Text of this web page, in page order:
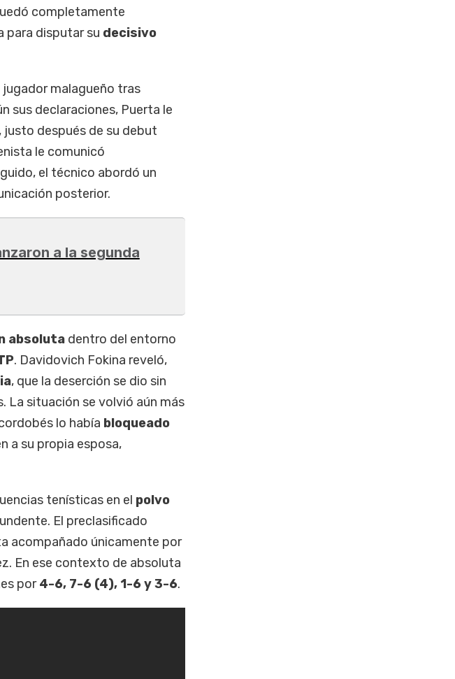
completamente
para disputar su decisivo
malagueño tras
sus declaraciones, Puerta le
después de su debut
le comunicó
el técnico abordó un
posterior.
a la segunda
absolutadentro del entorno
. Davidovich Fokina reveló,
, que la deserción se dio sin
La situación se volvió aún más
lo había bloqueado
a su propia esposa,
tenísticas en el polvo
El preclasificado
acompañado únicamente por
En ese contexto de absoluta
por4-6, 7-6 (4), 1-6 y 3-6.